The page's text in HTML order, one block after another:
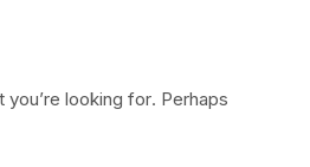
looking for. Perhaps